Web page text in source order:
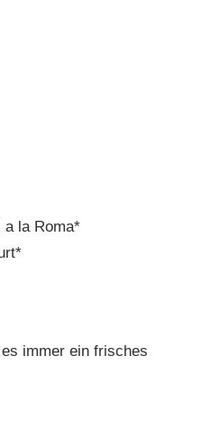
a la Roma*
immer ein frisches